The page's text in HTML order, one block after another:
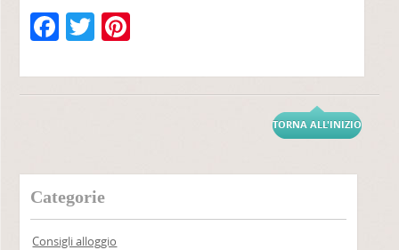
F
c
o
o
k
T
itt er
TORNA ALL'INIZIO
Categorie
Consigli alloggio